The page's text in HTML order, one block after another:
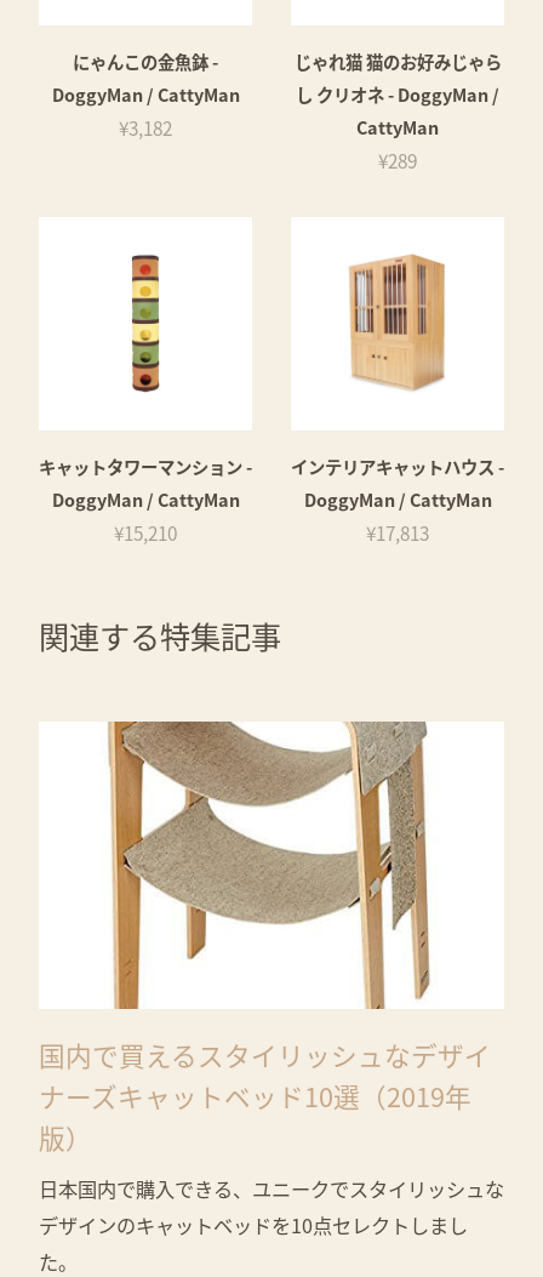
にゃんこの金魚鉢 -
DoggyMan / CattyMan
¥3,182
じゃれ猫 猫のお好みじゃら
し クリオネ - DoggyMan /
CattyMan
¥289
キャットタワーマンション -
DoggyMan / CattyMan
¥15,210
インテリアキャットハウス -
DoggyMan / CattyMan
¥17,813
関連する特集記事
国内で買えるスタイリッシュなデザイ
ナーズキャットベッド10選（2019年
版）
日本国内で購入できる、ユニークでスタイリッシュな
デザインのキャットベッドを10点セレクトしまし
た。